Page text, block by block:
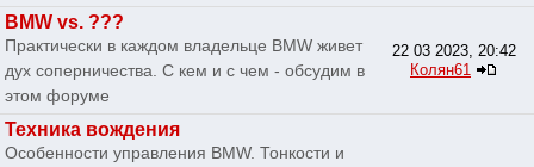
BMW vs. ???
Практически в каждом владельце BMW живет
дух соперничества. С кем и с чем - обсудим в
этом форуме
22 03 2023, 20:42
Колян61
Техника вождения
Особенности управления BMW. Тонкости и